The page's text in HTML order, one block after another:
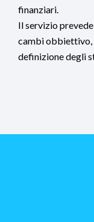
finanziari.
Il servizio
cambi obbiettivo,
definizione degli